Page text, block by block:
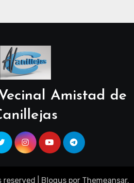
Amistad de
reserved Bloguspor Themeansar.